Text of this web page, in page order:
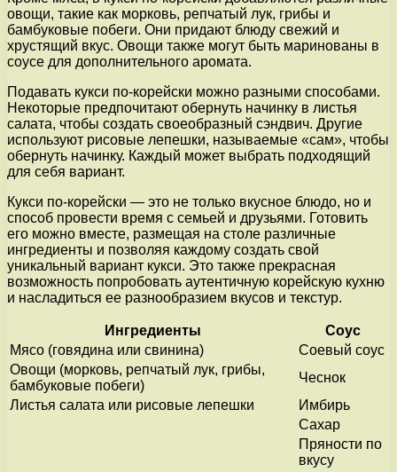
овощи, такие как морковь, репчатый лук, грибы и
бамбуковые побеги. Они придают блюду свежий и
хрустящий вкус. Овощи также могут быть маринованы в
соусе для дополнительного аромата.
Подавать кукси по-корейски можно разными способами.
Некоторые предпочитают обернуть начинку в листья
салата, чтобы создать своеобразный сэндвич. Другие
используют рисовые лепешки, называемые «сам», чтобы
обернуть начинку. Каждый может выбрать подходящий
для себя вариант.
Кукси по-корейски — это не только вкусное блюдо, но и
способ провести время с семьей и друзьями. Готовить
его можно вместе, размещая на столе различные
ингредиенты и позволяя каждому создать свой
уникальный вариант кукси. Это также прекрасная
возможность попробовать аутентичную корейскую кухню
и насладиться ее разнообразием вкусов и текстур.
Ингредиенты
Соус
Мясо (говядина или свинина)
Соевый соус
Овощи (морковь, репчатый лук, грибы,
бамбуковые побеги)
Чеснок
Листья салата или рисовые лепешки
Имбирь
Сахар
Пряности по
вкусу